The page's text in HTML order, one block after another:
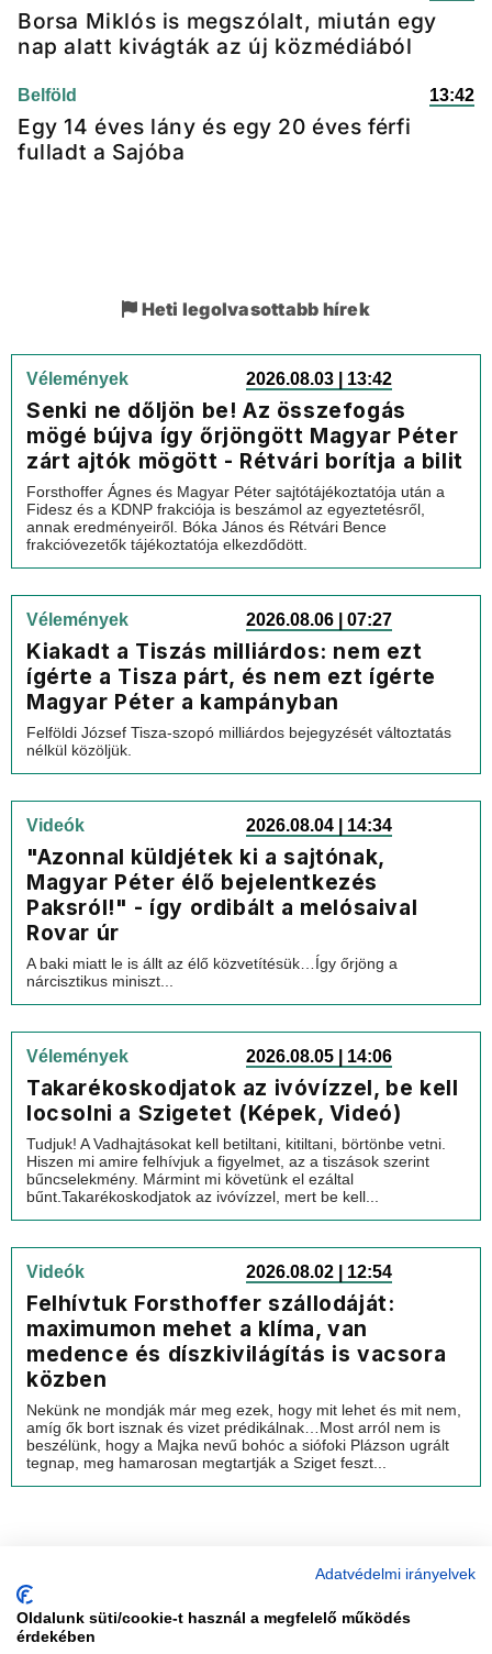
Borsa Miklós is megszólalt, miután egy
nap alatt kivágták az új közmédiából
Belföld 13:42
Egy 14 éves lány és egy 20 éves férfi
fulladt a Sajóba
Heti legolvasottabb hírek
Vélemények 2026.08.03 | 13:42
Senki ne dőljön be! Az összefogás
mögé bújva így őrjöngött Magyar Péter
zárt ajtók mögött - Rétvári borítja a bilit
Forsthoffer Ágnes és Magyar Péter sajtótájékoztatója után a
Fidesz és a KDNP frakciója is beszámol az egyeztetésről,
annak eredményeiről. Bóka János és Rétvári Bence
frakcióvezetők tájékoztatója elkezdődött.
Vélemények 2026.08.06 | 07:27
Kiakadt a Tiszás milliárdos: nem ezt
ígérte a Tisza párt, és nem ezt ígérte
Magyar Péter a kampányban
Felföldi József Tisza-szopó milliárdos bejegyzését változtatás
nélkül közöljük.
Videók 2026.08.04 | 14:34
"Azonnal küldjétek ki a sajtónak,
Magyar Péter élő bejelentkezés
Paksról!" - így ordibált a melósaival
Rovar úr
A baki miatt le is állt az élő közvetítésük…Így őrjöng a
nárcisztikus miniszt...
Vélemények 2026.08.05 | 14:06
Takarékoskodjatok az ivóvízzel, be kell
locsolni a Szigetet (Képek, Videó)
Tudjuk! A Vadhajtásokat kell betiltani, kitiltani, börtönbe vetni.
Hiszen mi amire felhívjuk a figyelmet, az a tiszások szerint
bűncselekmény. Mármint mi követünk el ezáltal
bűnt.Takarékoskodjatok az ivóvízzel, mert be kell...
Videók 2026.08.02 | 12:54
Felhívtuk Forsthoffer szállodáját:
maximumon mehet a klíma, van
medence és díszkivilágítás is vacsora
közben
Nekünk ne mondják már meg ezek, hogy mit lehet és mit nem,
amíg ők bort isznak és vizet prédikálnak…Most arról nem is
beszélünk, hogy a Majka nevű bohóc a siófoki Plázson ugrált
tegnap, meg hamarosan megtartják a Sziget feszt...
Adatvédelmi irányelvek
Oldalunk süti/cookie-t használ a megfelelő működés
érdekében